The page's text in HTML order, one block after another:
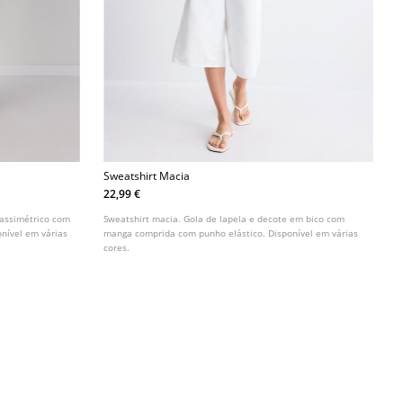
com
em várias
Sweatshirt Macia
22,99 €
Sweatshirt macia. Gola de lapela e decote em bico com
manga comprida com punho elástico. Disponível em várias
cores.